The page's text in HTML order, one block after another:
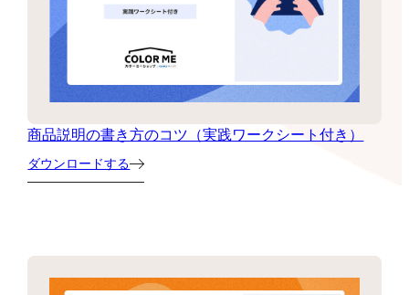
商品説明の書き方のコツ（実践ワークシート付き）
ダウンロードする